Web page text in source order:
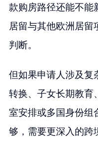
款购房路径还能不能
居留与其他欧洲居留
判断。
但如果申请人涉及复
转换、子女长期教育
室安排或多国身份组
够，需要更深入的跨